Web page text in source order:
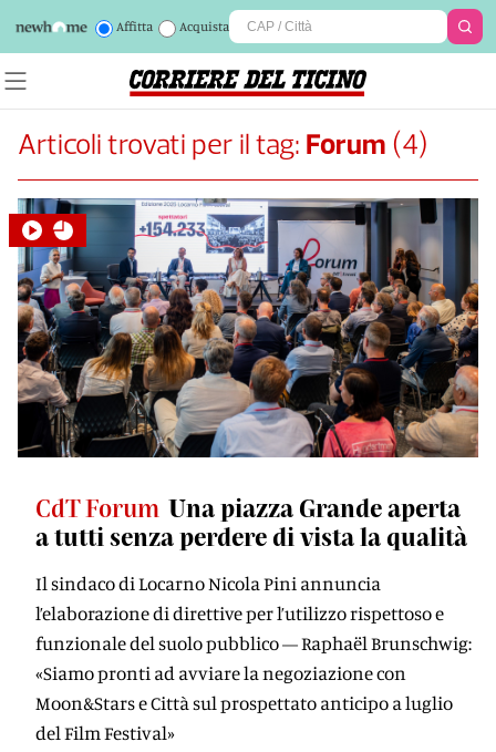
Affitta Acquista
Articoli trovati per il tag: Forum (4)
CdT Forum Una piazza Grande aperta
a tutti senza perdere di vista la qualità
Il sindaco di Locarno Nicola Pini annuncia
l’elaborazione di direttive per l’utilizzo rispettoso e
funzionale del suolo pubblico — Raphaël Brunschwig:
«Siamo pronti ad avviare la negoziazione con
Moon&Stars e Città sul prospettato anticipo a luglio
del Film Festival»